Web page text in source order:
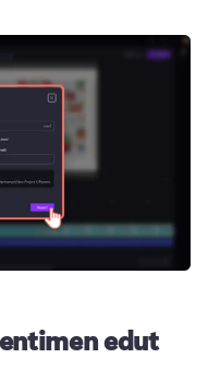
edut